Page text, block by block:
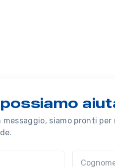
messaggio, siamo pronti